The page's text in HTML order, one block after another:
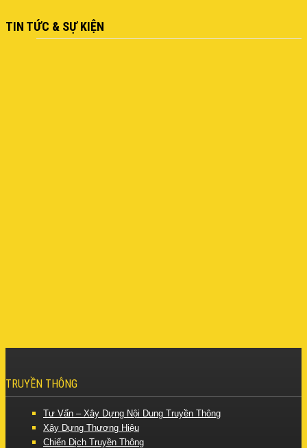
TIN TỨC & SỰ KIỆN
TRUYỀN THÔNG
Tư Vấn – Xây Dựng Nội Dung Truyền Thông
Xây Dựng Thương Hiệu
Chiến Dịch Truyền Thông